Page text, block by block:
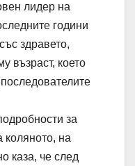
лидер на
години
здравето,
възраст, което
за
коляното, на
каза, че след